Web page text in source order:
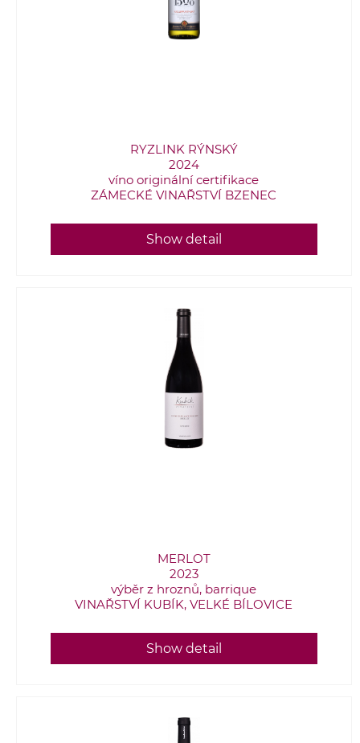
RYZLINK RÝNSKÝ
2024
víno originální certifikace
ZÁMECKÉ VINAŘSTVÍ BZENEC
Show detail
MERLOT
2023
výběr z hroznů, barrique
VINAŘSTVÍ KUBÍK, VELKÉ BÍLOVICE
Show detail